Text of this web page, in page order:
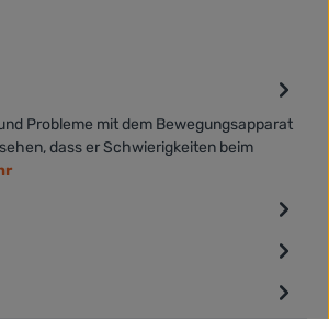
Probleme mit dem Bewegungsapparat
dass er Schwierigkeiten beim